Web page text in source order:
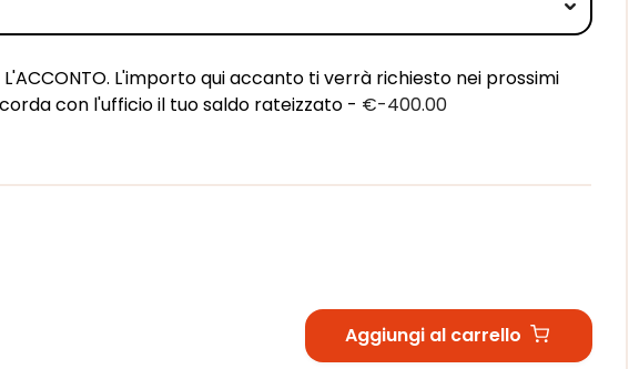
L'ACCONTO. L'importo qui accanto ti verrà richiesto nei prossimi
con l'ufficio il tuo saldo rateizzato - €-400.00
Aggiungi al carrello